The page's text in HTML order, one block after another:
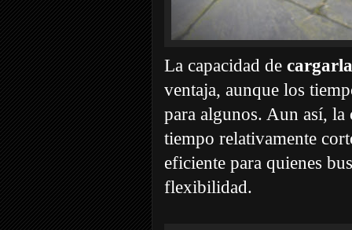
La capacidad de
ventaja, aunque los
para algunos. Aun así, la
tiempo relativamente
eficiente para quienes
flexibilidad.